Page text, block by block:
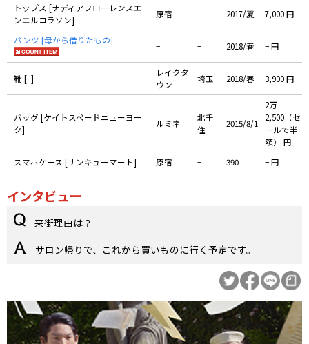
トップス [ナディアフローレンスエ
ンエルコラソン]
原宿 − 2017/夏 7,000 円
パンツ [母から借りたもの]
− − 2018/春 − 円
靴 [−]
レイクタ
ウン
埼玉 2018/春 3,900 円
バッグ [ケイトスペードニューヨー
ク]
ルミネ
北千
住
2015/8/1
2万
2,500（セ
ールで半
額） 円
スマホケース [サンキューマート]
原宿 − 390 − 円
インタビュー
来街理由は？
サロン帰りで、これから買いものに行く予定です。